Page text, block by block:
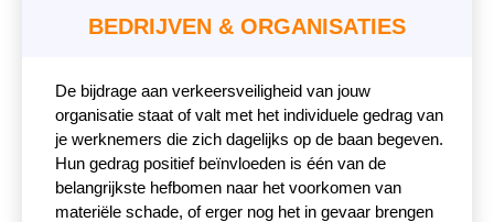
BEDRIJVEN & ORGANISATIES
De bijdrage aan verkeersveiligheid van jouw
organisatie staat of valt met het individuele gedrag van
je werknemers die zich dagelijks op de baan begeven.
Hun gedrag positief beïnvloeden is één van de
belangrijkste hefbomen naar het voorkomen van
materiële schade, of erger nog het in gevaar brengen